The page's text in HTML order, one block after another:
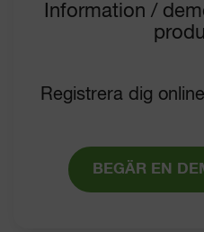
Information /
Registrera dig
BEGÄR EN